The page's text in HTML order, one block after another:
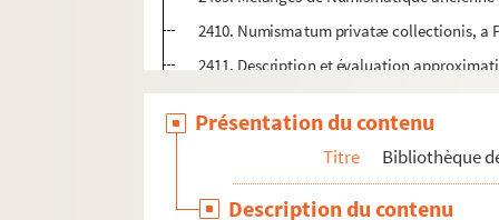
2410. Numismatum privatæ collectionis, a
2411. Description et évaluation
2412. Traduction (en français) des cent
2413. [Recueil de pièces]
2414. [Charte originale de fondation de
2415. [Lettre adressée au duc de Raguse,
Présentation du contenu
Titre Bibliothèque
Description du contenu